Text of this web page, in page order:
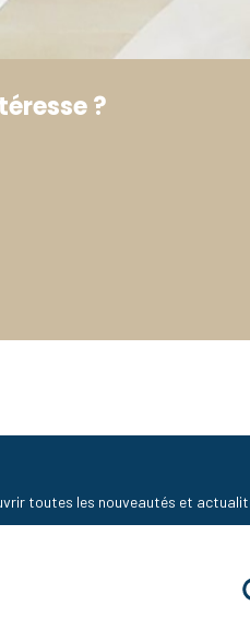
?
toutes les nouveautés et